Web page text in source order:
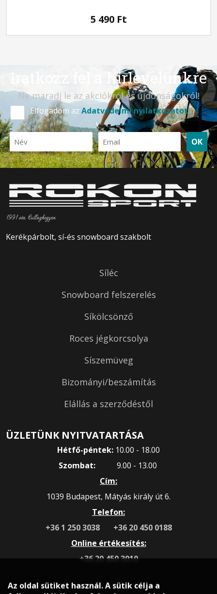
5 490 Ft
Iratkozz fel a hírlevelünkre
Ne maradj le az akciókról és újdonságokról!
Elfogadom az Adatvédelmi nyilatkozatot
OK
1991 óta Csillaghegyen
Kerékpárbolt, sí-és snowboard szakbolt
Síléc
Snowboard felszerelés
Síkölcsönző
Roces jégkorcsolya
Síszemüveg
Bizományi/beszámítás
Elállás a szerződéstől
ÜZLETÜNK NYITVATARTÁSA
Hétfő-péntek: 10.00 - 18.00
Szombat:
9.00 - 13.00
Cím:
1039 Budapest, Mátyás király út 6.
Telefon:
+36 1 250 3038
+36 20 450 0188
Online értékesítés:
+36 20 450 3010
Az oldal sütiket használ. A sütik célja a